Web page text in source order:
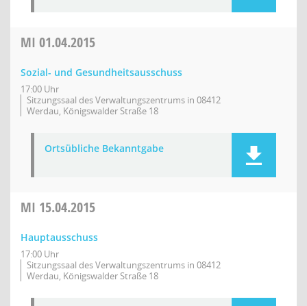
MI 01.04.2015
Sozial- und Gesundheitsausschuss
17:00 Uhr
Sitzungssaal des Verwaltungszentrums in 08412
Werdau, Königswalder Straße 18
Ortsübliche Bekanntgabe
MI 15.04.2015
Hauptausschuss
17:00 Uhr
Sitzungssaal des Verwaltungszentrums in 08412
Werdau, Königswalder Straße 18